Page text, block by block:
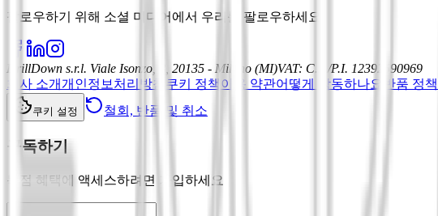
팔로우하기 위해 소셜 미디어에서 우리를 팔로우하세요
DrillDown s.r.l. Viale Isonzo, 8, 20135 - Milano (MI)VAT: C.F./P.I. 12392590969
회사 소개개인정보처리방침 쿠키 정책 이용 약관어떻게 작동하나요 반품 정책
쿠키 설정 철회, 반품 및 취소
구독하기
독점 혜택에 액세스하려면 가입하세요